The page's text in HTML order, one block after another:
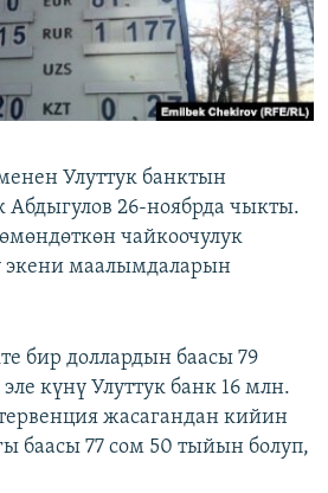
Улуттук банктын
Абдыгулов 26-ноябрда чыкты.
чайкоочулук
экени маалымдаларын
бир доллардын баасы 79
күнү Улуттук банк 16 млн.
жасагандан кийин
баасы 77 сом 50 тыйын болуп,